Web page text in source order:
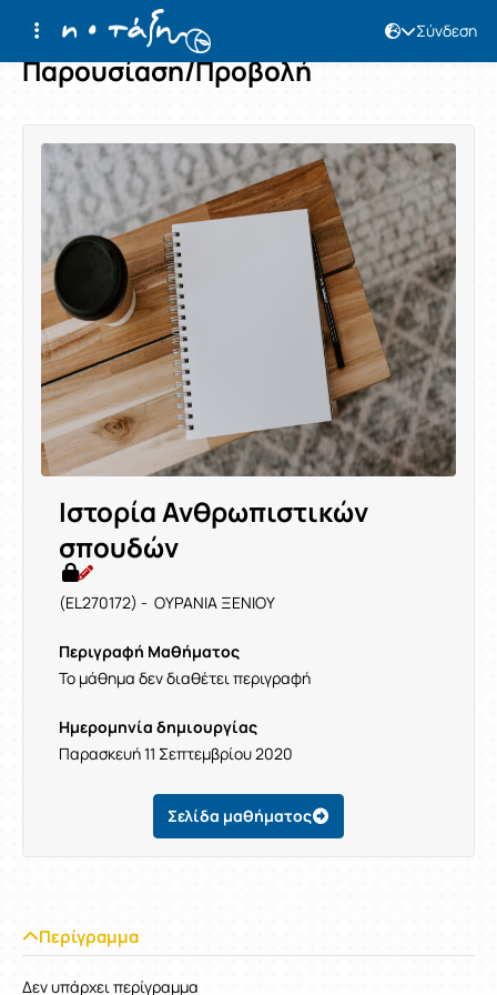
Σύνδεση
Παρουσίαση/Προβολή
Ιστορία Ανθρωπιστικών
σπουδών
(EL270172) - ΟΥΡΑΝΙΑ ΞΕΝΙΟΥ
Περιγραφή Μαθήματος
Το μάθημα δεν διαθέτει περιγραφή
Ημερομηνία δημιουργίας
Παρασκευή 11 Σεπτεμβρίου 2020
Σελίδα μαθήματος
Περίγραμμα
Δεν υπάρχει περίγραμμα